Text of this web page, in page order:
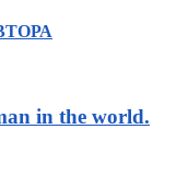
in the world.